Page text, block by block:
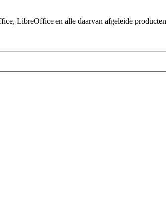
LibreOffice en alle daarvan afgeleide producten